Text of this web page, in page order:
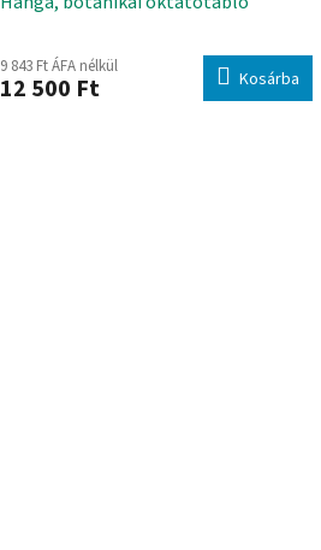
9 843 Ft ÁFA nélkül
12 500 Ft Kosárba